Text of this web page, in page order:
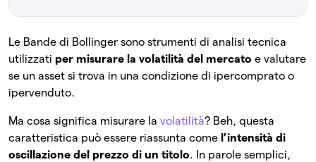
Le Bande di Bollinger sono strumenti di analisi tecnica
utilizzati per misurare la volatilità del mercato e valutare
se un asset si trova in una condizione di ipercomprato o
ipervenduto.
Ma cosa significa misurare la volatilità? Beh, questa
caratteristica può essere riassunta come l’intensità di
oscillazione del prezzo di un titolo. In parole semplici,